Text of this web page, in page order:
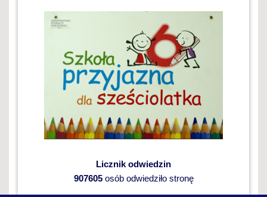
Licznik odwiedzin
907605osób odwiedziło stronę